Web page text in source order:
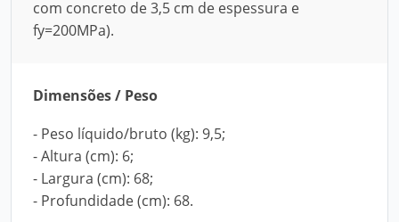
com concreto de 3,5 cm de espessura e
fy=200MPa).
Dimensões / Peso
- Peso líquido/bruto (kg): 9,5;
- Altura (cm): 6;
- Largura (cm): 68;
- Profundidade (cm): 68.